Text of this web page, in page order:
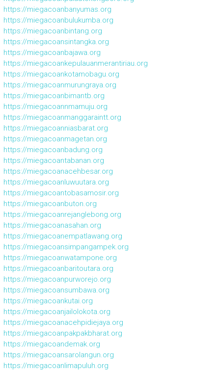
https://miegacoanbanyumas.org
https://miegacoanbulukumba.org
https://miegacoanbintang.org
https://miegacoansintangka.org
https://miegacoanbajawa.org
https://miegacoankepulauanmerantiriau.org
https://miegacoankotamobagu.org
https://miegacoanmurungraya.org
https://miegacoanbimantb.org
https://miegacoannmamuju.org
https://miegacoanmanggaraintt.org
https://miegacoanniasbarat.org
https://miegacoanmagetan.org
https://miegacoanbadung.org
https://miegacoantabanan.org
https://miegacoanacehbesar.org
https://miegacoanluwuutara.org
https://miegacoantobasamosir.org
https://miegacoanbuton.org
https://miegacoanrejanglebong.org
https://miegacoanasahan.org
https://miegacoanempatlawang.org
https://miegacoansimpangampek.org
https://miegacoanwatampone.org
https://miegacoanbaritoutara.org
https://miegacoanpurworejo.org
https://miegacoansumbawa.org
https://miegacoankutai.org
https://miegacoanjailolokota.org
https://miegacoanacehpidiejaya.org
https://miegacoanpakpakbharat.org
https://miegacoandemak.org
https://miegacoansarolangun.org
https://miegacoanlimapuluh.org